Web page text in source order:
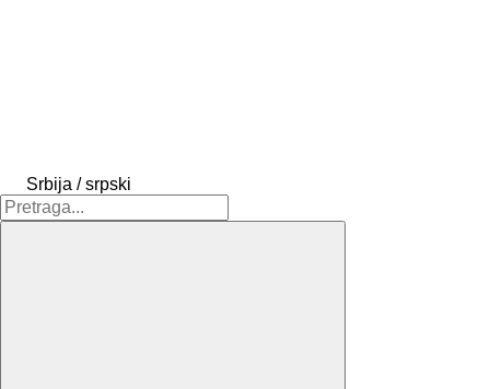
Srbija / srpski